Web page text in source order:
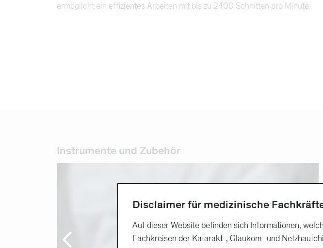
ermöglicht ein effizientes Arbeiten mit bis zu 2400 Schnitten pro Minute.
Instrumente und Zubehör
Disclaimer für medizinische
Auf dieser Website befinden sich Informationen,
Fachkreisen der Katarakt-, Glaukom- und